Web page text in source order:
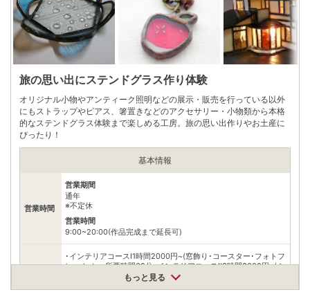
電話番号 0279883613
※ 掲載情報は変更になる場合があります。最新の内容はご利用前にご自身でお
問合せください。
※ 料金情報は税込・税抜表記が混ざっております。正しい金額はご利用前にご
自身でお問合せください。
旅の思い出にステンドグラス作り体験
オリジナル小物やアンティーク照明などの展示・販売を行っている以外
にもストラップやピアス、箸置きなどのアクセサリー・小物類から本格
的なステンドグラス体験まで楽しめる工房。旅の思い出作りやお土産に
ぴったり！
基本情報
営業時間
営業期間
通年
※不定休
営業時間
9:00~20:00(作品完成まで延長可)
料金
･インテリアコースⅠ1時間2000円~(窓飾り･コースター･フォトフ
レームetc...所要時間60分･インテリアコースⅡ3時間3000円~(ふ
っとランプ･ﾍペン立て･ミラーパネルetc…所要時間180分･フュ
もっと見る